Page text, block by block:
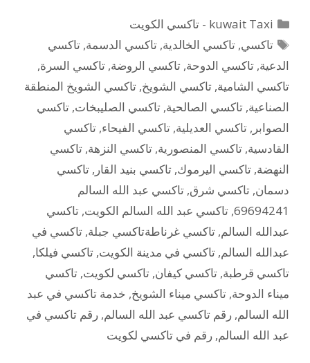
التصنيفات
kuwait Taxi - تاكسي الكويت
الوسوم
تاكسي,تاكسي الخالدية,تاكسي الدسمة,تاكسي
الدعية, تاكسي الدوحة, تاكسي الروضة, تاكسي السرة,
تاكسي الشامية, تاكسي الشويخ, تاكسي الشويخ المنطقة
الصناعية, تاكسي الصالحية, تاكسي الصليبخات, تاكسي
الصوابر , تاكسي العديلية, تاكسي الفيحاء, تاكسي
القادسية, تاكسي المنصورية, تاكسي النزهة, تاكسي
النهضة, تاكسي اليرموك, تاكسي بنيد القار , تاكسي
دسمان, تاكسي شرق, تاكسي عبد الله السالم
69694241
, تاكسي عبد الله السالم الكويت, تاكسي
عبدالله السالم, تاكسي غرناطةتاكسي جبلة, تاكسي في
عبدالله السالم, تاكسي في مدينة الكويت, تاكسي فيلكا,
تاكسي قرطبة, تاكسي كيفان, تاكسي لكويت, تاكسي
ميناء الدوحة, تاكسي ميناء الشويخ, خدمة تاكسي في عبد
الله السالم, رقم تاكسي عبد الله السالم, رقم تاكسي في
عبد الله السالم, رقم في تاكسي لكويت